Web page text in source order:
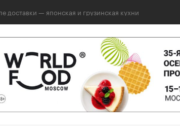
доставки — японская и грузинская кухни